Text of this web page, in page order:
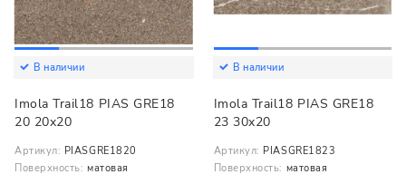
В наличии
Imola Trail18 PIAS GRE18
20 20x20
Артикул: PIASGRE1820
Поверхность: матовая
В наличии
Imola Trail18 PIAS GRE18
23 30x20
Артикул: PIASGRE1823
Поверхность: матовая